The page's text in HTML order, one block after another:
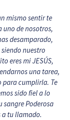
mismo sentir te
de nosotros,
desamparado,
nuestro
eres mi JESÚS,
una tarea,
para cumplirla. Te
sido fiel a lo
sangre Poderosa
a tu llamado.